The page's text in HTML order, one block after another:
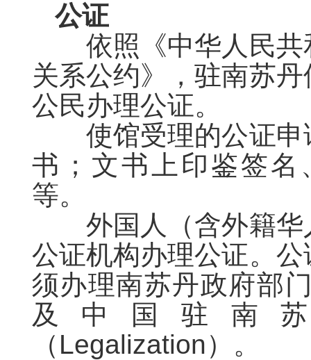
公证
依照《中华人民
关系公约》
，驻南苏丹
公民办理公证。
使馆受理的公证
书；文书上印鉴签
等。
外国人（含外籍
公证机构办理公证。
须办理南苏丹政府部
及中国驻 南
（ Legalization）。